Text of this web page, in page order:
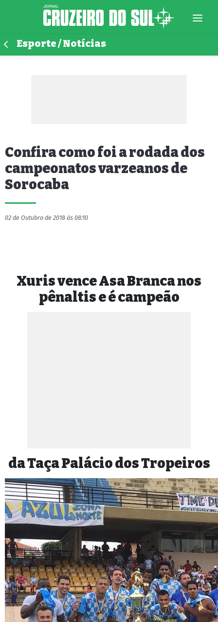
Esporte / Notícias
Confira como foi a rodada dos
campeonatos varzeanos de
Sorocaba
02 de Outubro de 2018 às 08:10
Xuris vence Asa Branca nos
pênaltis e é campeão
da Taça Palácio dos Tropeiros